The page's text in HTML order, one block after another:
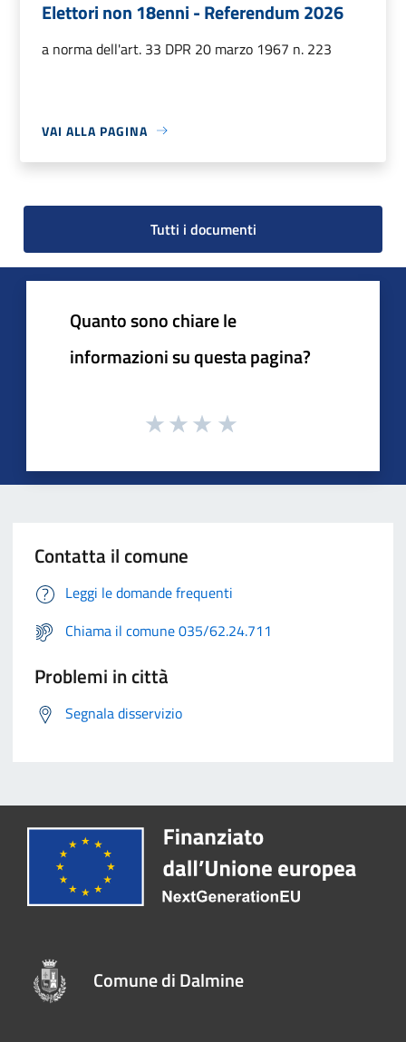
Elettori non 18enni - Referendum 2026
a norma dell'art. 33 DPR 20 marzo 1967 n. 223
VAI ALLA PAGINA
Tutti i documenti
Quanto sono chiare le
informazioni su questa pagina?
Contatta il comune
Leggi le domande frequenti
Chiama il comune 035/62.24.711
Problemi in città
Segnala disservizio
Comune di Dalmine